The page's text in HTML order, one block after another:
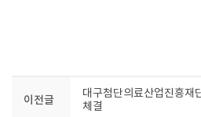
이전글
대구첨단의료산업진흥재
체결